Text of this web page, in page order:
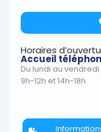
Horaires
Accueil
Du lundi au vendredi
9h-12h et 14h-18h